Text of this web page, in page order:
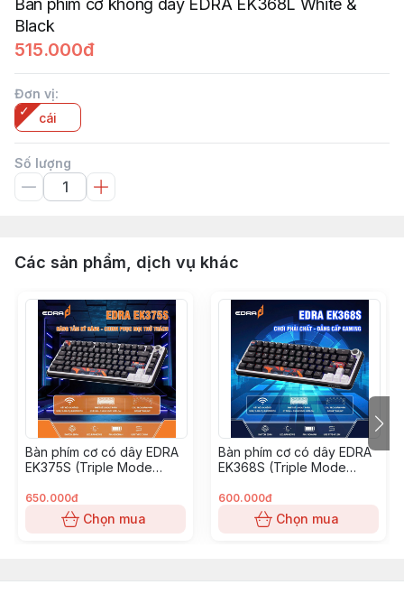
Bàn phím cơ không dây EDRA EK368L White &
Black
515.000đ
Đơn vị:
cái
Số lượng
Các sản phẩm, dịch vụ khác
Bàn phím cơ có dây EDRA
EK375S (Triple Mode
83 phím - USB / 2.4G /
Bluetooth
650.000đ
Chọn mua
Bàn phím cơ có dây EDRA
EK368S (Triple Mode
67 phím - USB / 2.4G /
Bluetooth
600.000đ
Chọn mua